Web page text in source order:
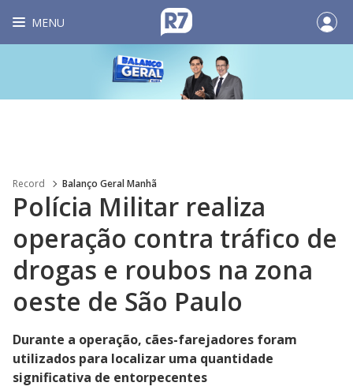
MENU
Record Balanço Geral Manhã
Polícia Militar realiza
operação contra tráfico de
drogas e roubos na zona
oeste de São Paulo
Durante a operação, cães-farejadores foram
utilizados para localizar uma quantidade
significativa de entorpecentes